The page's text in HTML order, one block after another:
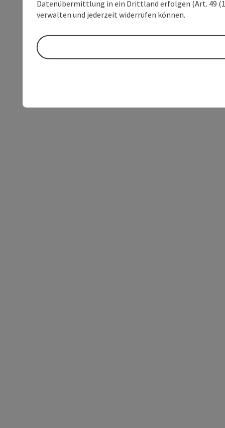
Datenübermittlung in ein Drittland erfolgen (Art. 49
verwalten und jederzeit widerrufen können.